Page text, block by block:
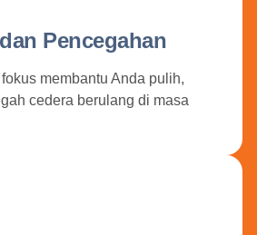
Pencegahan
membantu Anda pulih,
cedera berulang di masa